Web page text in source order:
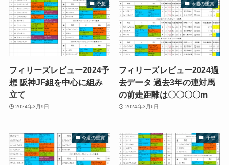
予想
フィリーズレビュー2024予
想 阪神JF組を中心に組み
立て
2024年3月9日
今週の重賞
フィリーズレビュー2024過
去データ 過去3年の連対馬
の前走距離は〇〇〇〇m
2024年3月6日
今週の重賞 予想